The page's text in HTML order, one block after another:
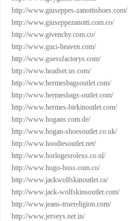
http://www.giuseppes-zanottishoes.com/
http://www.giuseppezanotti.com.co/
http://www.givenchy.com.co/
http://www.guci-heaven.com/
http://www.guessfactorys.com/
http://www.headset.us.com/
http://www.hermesbagsoutlet.com/
http://www.hermesbags-outlet.com/
http://www.hermes-birkinoutlet.com/
http://www.hogans.com.de/
http://www.hogan-shoesoutlet.co.uk/
http://www.hoodiesoutlet.net/
http://www.horlogesrolexs.co.nl/
http://www.hugo-boss.com.co/
http://www.jackwolfskinoutlet.ca/
http://www.jack-wolfskinsoutlet.com/
http://www.jeans-truereligion.com/
http://www.jerseys.net.in/